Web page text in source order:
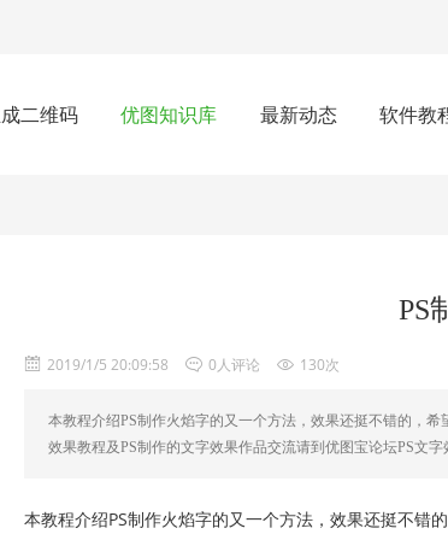
二维码 优图知识库 最新动态 软件教
PS
2019/1/5 20:09:58 0人评论 130次
本教程介绍PS制作火焰字的又一个方法，效果还挺不错的，
效果教程及PS制作的文字效果作品交流请到优图宝论坛PS文字
本教程介绍PS制作火焰字的又一个方法，效果还挺不错